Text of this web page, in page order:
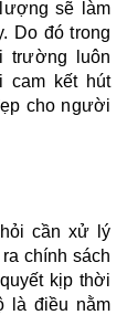
sẽ làm
Do đó trong
trường luôn
cam kết hút
cho người
cần xử lý
chính sách
kịp thời
là điều nằm